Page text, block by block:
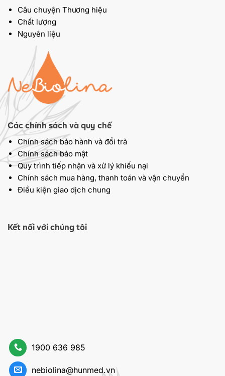
Câu chuyện Thương hiệu
Chất lượng
Nguyên liệu
Các chính sách và quy chế
Chính sách bảo hành và đổi trả
Chính sách bảo mật
Quy trình tiếp nhận và xử lý khiếu nại
Chính sách mua hàng, thanh toán và vận chuyển
Điều kiện giao dịch chung
Kết nối với chúng tôi
1900 636 985
nebiolina@hunmed.vn